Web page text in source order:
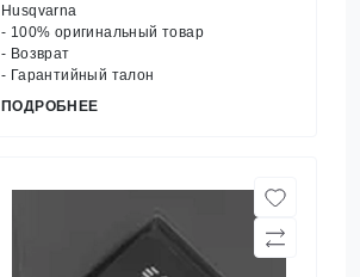
Husqvarna
- 100% оригинальный товар
- Возврат
- Гарантийный талон
ПОДРОБНЕЕ